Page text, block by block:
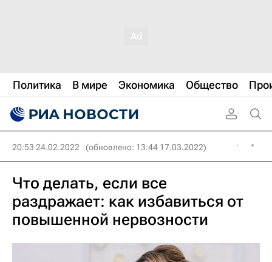
Политика В мире Экономика Общество
20:53 24.02.2022 (обновлено: 13:44 17.03.2022)
Что делать, если все
раздражает: как избавиться от
повышенной нервозности